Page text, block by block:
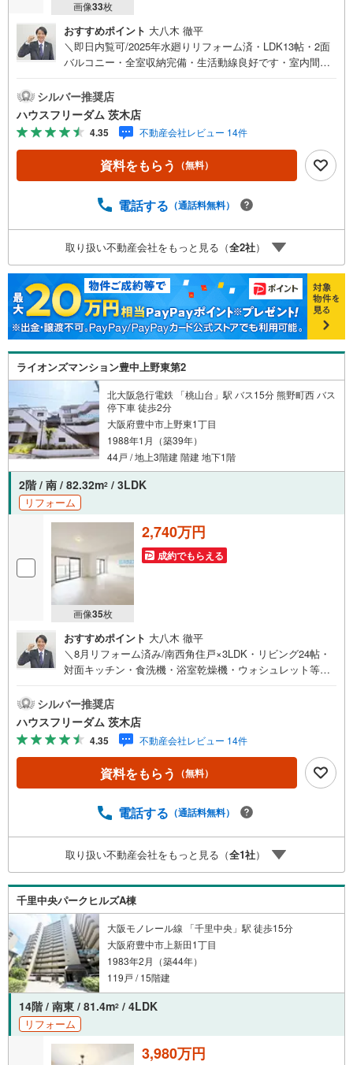
画像33枚
おすすめポイント 大八木 徹平
＼即日内覧可/2025年水廻りリフォーム済・LDK13帖・2面
バルコニー・全室収納完備・生活動線良好です・室内間取
宅配ボックスなど設備充実【リフォーム内容】キッチン・
浴室・トイレ【お買い物施設】・ローソン豊中上野東一丁
目店:徒歩7分・サンドラッグ豊中上野店:徒歩5分・シェフ
カワカミ東豊中店:徒歩11分・フレンドマート豊中熊野店:
徒歩12分・スギ薬局豊中熊野店:徒歩9分【教育施設】・梅
花幼稚園:徒歩8分・豊中市立上野小学校:徒歩11分・豊中市
*≫*≪現地見学のご予約、物件詳細はお気軽にお問合せく
スペース・授乳室（エアコン・空気清浄機設置）がござい
ます（19時以降も問合せ対応）≫*≪*≫*≪*≫*≪*≫*≪*≫*
≪*≫*≪*≫*≪
シルバー推奨店
ハウスフリーダム 茨木店
4.35 不動産会社レビュー 14件
資料をもらう （無料）
電話する （通話料無料）
取り扱い不動産会社をもっと見る（全2社）
ライオンズマンション豊中上野東第2
北大阪急行電鉄 「桃山台」駅 バス15分 熊野町西 バス
停下車 徒歩2分
大阪府豊中市上野東1丁目
1988年1月（築39年）
44戸 / 地上3階建 階建 地下1階
2階 / 南 / 82.32m2 / 3LDK
リフォーム
画像35枚
2,740万円
成約でもらえる
おすすめポイント 大八木 徹平
＼8月リフォーム済み/南西角住戸×3LDK・リビング24帖・
対面キッチン・食洗機・浴室乾燥機・ウォシュレット等設
【お買い物施設】・ローソン豊中熊野町4丁目店:徒歩4分・
シェフカワカミ東豊中店:徒歩5分・フレンドマート豊中熊
野店:徒歩7分・キリン堂東豊中店:徒歩9分・フレスコ熊野
店:徒歩11分【教育施設】・上野ひだまりこども園:徒歩4
分・豊中市立上野小学校:徒歩9分・豊中市立第三中学校:徒
歩15分【その他施設】・豊中若葉会病院:徒歩12分≫*≪*≫*
詳細はお気軽にお問合せくださいハウスフリーダム茨木店
≫*≪*≫*≪*≫*≪*≫*≪*≫*≪*≫*≪*≫*≪
シルバー推奨店
ハウスフリーダム 茨木店
4.35 不動産会社レビュー 14件
資料をもらう （無料）
電話する （通話料無料）
取り扱い不動産会社をもっと見る（全1社）
千里中央パークヒルズA棟
大阪モノレール線 「千里中央」駅 徒歩15分
大阪府豊中市上新田1丁目
1983年2月（築44年）
119戸 / 15階建
14階 / 南東 / 81.4m2 / 4LDK
リフォーム
3,980万円